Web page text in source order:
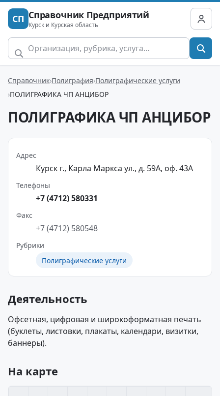
СП Справочник Предприятий
Курск и Курская область
Справочник Полиграфия Полиграфические услуги
ПОЛИГРАФИКА ЧП АНЦИБОР
ПОЛИГРАФИКА ЧП АНЦИБОР
Адрес
Курск г., Карла Маркса ул., д. 59А, оф. 43А
Телефоны
+7 (4712) 580331
Факс
+7 (4712) 580548
Рубрики
Полиграфические услуги
Деятельность
Офсетная, цифровая и широкоформатная печать
(буклеты, листовки, плакаты, календари, визитки,
баннеры).
На карте